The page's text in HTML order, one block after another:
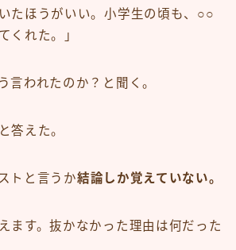
たほうがいい。小学生の頃も、○○
くれた。」
言われたのか？と聞く。
答えた。
トと言うか結論しか覚えていない。
ます。抜かなかった理由は何だった